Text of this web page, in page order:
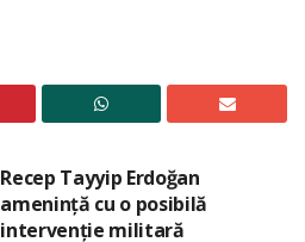
Recep Tayyip Erdoğan
amenință cu o posibilă
intervenție militară